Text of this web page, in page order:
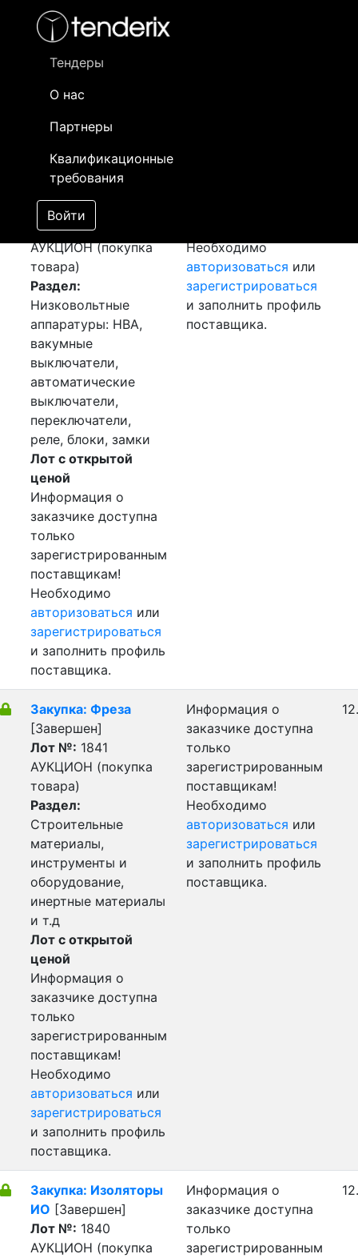
Тендеры
О нас
Партнеры
Квалификационные
требования
Войти
- активный лот
- сохраненный лот (не опубликован)
Закупка:
Трансформатор тока
[Завершен]
Победитель выбран
Лот №:1842
АУКЦИОН (покупка
товара)
Раздел:
Низковольтные
аппаратуры: НВА,
вакумные
выключатели,
автоматические
выключатели,
переключатели,
реле, блоки, замки
Лот с открытой
ценой
Информация о
заказчике доступна
только
зарегистрированным
поставщикам!
Необходимо
авторизоваться или
зарегистрироваться
и заполнить профиль
поставщика.
Необходимо
авторизоваться или
зарегистрироваться
и заполнить профиль
поставщика.
Закупка: Фреза
[Завершен]
Лот №: 1841
АУКЦИОН (покупка
товара)
Раздел:
Строительные
материалы,
инструменты и
оборудование,
инертные материалы
и т.д
Лот с открытой
ценой
Информация о
заказчике доступна
только
зарегистрированным
поставщикам!
Необходимо
авторизоваться или
зарегистрироваться
и заполнить профиль
поставщика.
Информация о
заказчике доступна
только
зарегистрированным
поставщикам!
Необходимо
авторизоваться или
зарегистрироваться
и заполнить профиль
поставщика.
Закупка: Изоляторы
ИО [Завершен]
Лот №: 1840
АУКЦИОН (покупка
Информация о
заказчике доступна
только
зарегистрированным